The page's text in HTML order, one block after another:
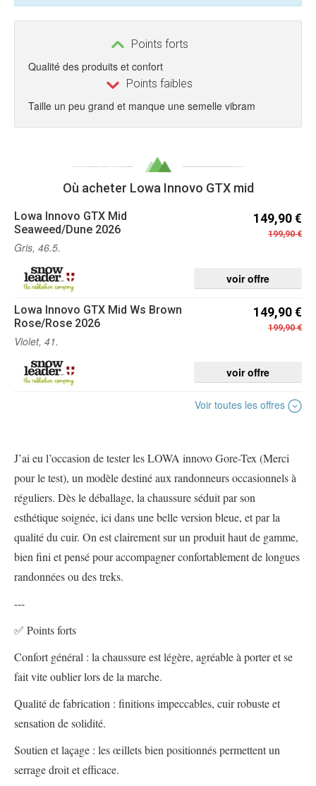
Points forts
Qualité des produits et confort
Points faibles
Taille un peu grand et manque une semelle vibram
Où acheter Lowa Innovo GTX mid
Lowa Innovo GTX Mid
Seaweed/Dune 2026
149,90 €
199,90 €
Gris, 46.5.
voir offre
Lowa Innovo GTX Mid Ws Brown
Rose/Rose 2026
149,90 €
199,90 €
Violet, 41.
voir offre
Voir toutes les offres
J’ai eu l’occasion de tester les LOWA innovo Gore-Tex (Merci
pour le test), un modèle destiné aux randonneurs occasionnels à
réguliers. Dès le déballage, la chaussure séduit par son
esthétique soignée, ici dans une belle version bleue, et par la
qualité du cuir. On est clairement sur un produit haut de gamme,
bien fini et pensé pour accompagner confortablement de longues
randonnées ou des treks.
---
✅ Points forts
Confort général : la chaussure est légère, agréable à porter et se
fait vite oublier lors de la marche.
Qualité de fabrication : finitions impeccables, cuir robuste et
sensation de solidité.
Soutien et laçage : les œillets bien positionnés permettent un
serrage droit et efficace.